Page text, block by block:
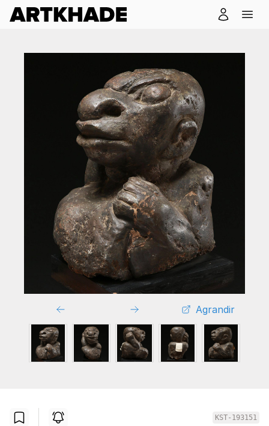
Agrandir
KST-193151